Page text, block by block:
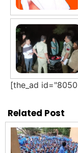
[the_ad
Related Post